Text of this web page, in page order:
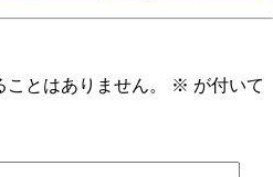
とはありません。 ※ が付いて